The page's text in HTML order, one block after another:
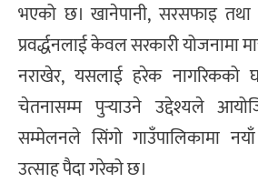
भएको छ। खानेपानी, सरसफाइ तथा
प्रवर्द्धनलाई केवल सरकारी योजनामा
नराखेर, यसलाई हरेक नागरिकको
चेतनासम्म पुर्‍याउने उद्देश्यले
सम्मेलनले सिंगो गाउँपालिकामा
उत्साह पैदा गरेको छ।